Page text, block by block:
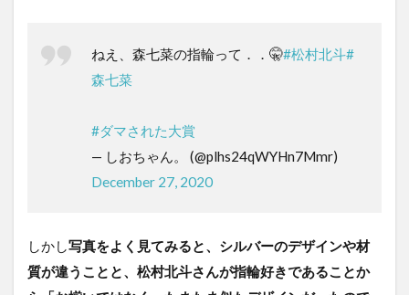
ねえ、森七菜の指輪って．．🤫#松村北斗#
森七菜
#ダマされた大賞
— しおちゃん。 (@plhs24qWYHn7Mmr)
December 27, 2020
しかし写真をよく見てみると、シルバーのデザインや材
質が違うことと、松村北斗さんが指輪好きであることか